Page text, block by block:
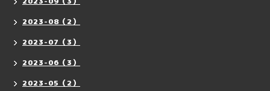
2023-08（2）
2023-07（3）
2023-06（3）
2023-05（2）